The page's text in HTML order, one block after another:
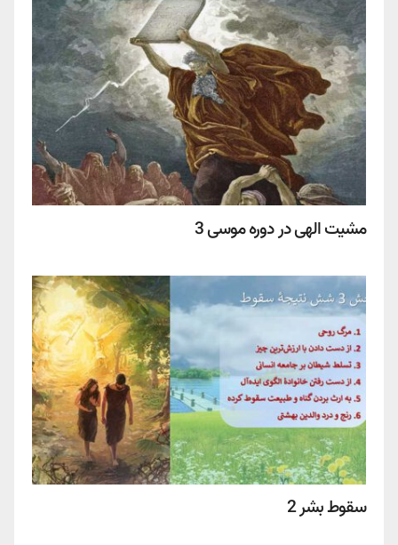
مشیت الهی در دوره موسی 3
سقوط بشر 2